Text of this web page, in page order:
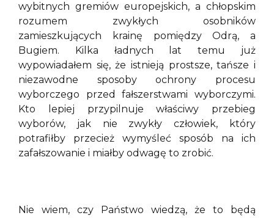
wybitnych gremiów europejskich, a chłopskim
rozumem zwykłych osobników
zamieszkujących krainę pomiędzy Odrą, a
Bugiem. Kilka ładnych lat temu już
wypowiadałem się, że istnieją prostsze, tańsze i
niezawodne sposoby ochrony procesu
wyborczego przed fałszerstwami wyborczymi.
Kto lepiej przypilnuje właściwy przebieg
wyborów, jak nie zwykły człowiek, który
potrafiłby przecież wymyśleć sposób na ich
zafałszowanie i miałby odwagę to zrobić.
Nie wiem, czy Państwo wiedzą, że to będą